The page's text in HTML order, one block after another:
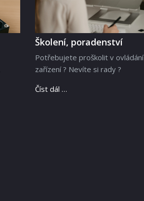
Školení, poradenství
Potřebujete proškolit v ovládání
zařízení ? Nevíte si rady ?
Číst dál …